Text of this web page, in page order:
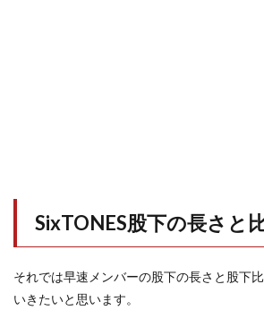
SixTONES股下の長さと
それでは早速メンバーの股下の長さと股下
いきたいと思います。